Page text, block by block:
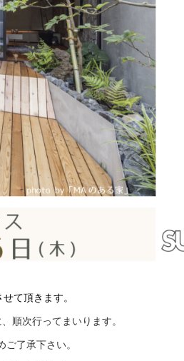
て頂きます。
順次行ってまいります。
了承下さい。